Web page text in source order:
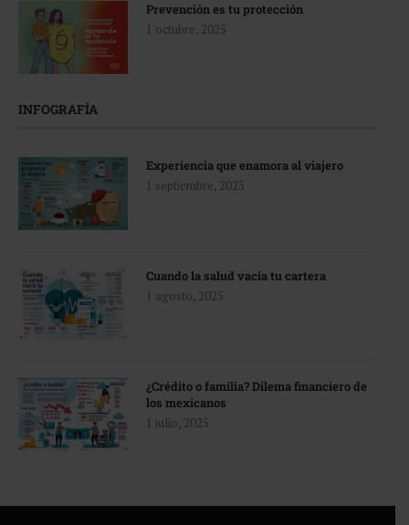
Prevención es tu protección
1 octubre, 2025
INFOGRAFÍA
Experiencia que enamora al viajero
1 septiembre, 2025
Cuando la salud vacía tu cartera
1 agosto, 2025
¿Crédito o familia? Dilema financiero de
los mexicanos
1 julio, 2025